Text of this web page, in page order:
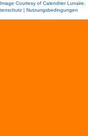
Courtesy of Calendrier Lunaire.
| Nutzungsbedingungen